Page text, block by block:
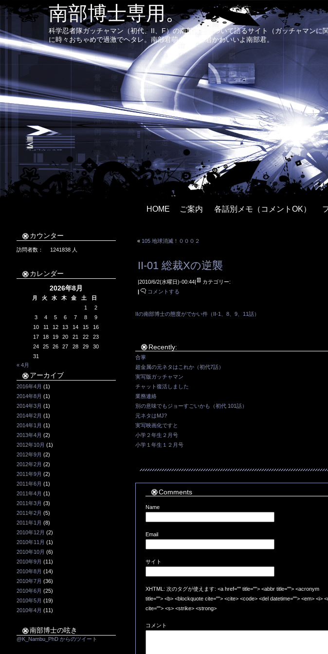
南部博士専用。
科学忍者隊ガッチャマン（初代、II、F）の南部博士について語るサイト（ガッチャマン
に時々おちゃめで過激でヘタレ。南部君萌え〜南部君かわいいよ南部君。
HOME ご案内 各話別メモ（コメントOK）
カウンター
訪問者数： 1241838人
カレンダー
2026年8月
月 火 水 木 金 土
日
1
2
3
4 5 6 7 8
9
10
11 12 13 14 15
16
17
18 19 20 21 22
23
24
25 26 27 28 29
30
31
« 4月
アーカイブ
2016年4月 (1)
2014年8月 (1)
2014年3月 (1)
2014年2月 (1)
2014年1月 (1)
2013年4月 (2)
2012年10月 (1)
2012年9月 (2)
2012年2月 (2)
2011年9月 (2)
2011年6月 (1)
2011年4月 (1)
2011年3月 (3)
2011年2月 (5)
2011年1月 (8)
2010年12月 (2)
2010年11月 (1)
2010年10月 (6)
2010年9月 (11)
2010年8月 (14)
2010年7月 (36)
2010年6月 (25)
2010年5月 (19)
2010年4月 (11)
南部博士の呟き
@K_Nambu_PhD からのツイート
« 105 地球消滅！０００２
II-01 総裁Xの逆襲
|2010/6/2(水曜日)-00:44|
カテゴリー:
|
コメントする
IIの南部博士の態度がでかい件（II-1、8、9、11話）
Recently:
合掌
超金属の元ネタはこれか（初代7話）
実写版ガッチャマン
チャット復活しました
業務連絡
別の意味でもジョーすごいかも（初代 101話）
元ネタはMJ?
実写映画化ですと
小学２年生２月号
小学１年生１２月号
Comments
Name
Email
サイト
XHTML: 次のタグが使えます: <a href="" title=""> <abbr title=""> <acronym
title=""> <b> <blockquote cite=""> <cite> <code> <del datetime=""> <em> <i>
cite=""> <s> <strike> <strong>
コメント